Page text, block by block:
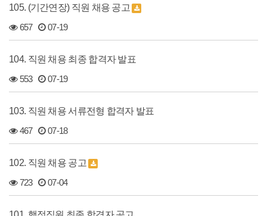
105. (기간연장) 직원 채용 공고
657 07-19
104. 직원 채용 최종 합격자 발표
553 07-19
103. 직원 채용 서류전형 합격자 발표
467 07-18
102. 직원 채용 공고
723 07-04